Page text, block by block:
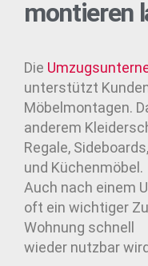
montieren
Die
unterstützt
Möbelmontagen.
anderem
Regale,
und Küchenmöbel.
Auch nach einem
oft ein wichtiger
Wohnung schnell
wieder nutzbar